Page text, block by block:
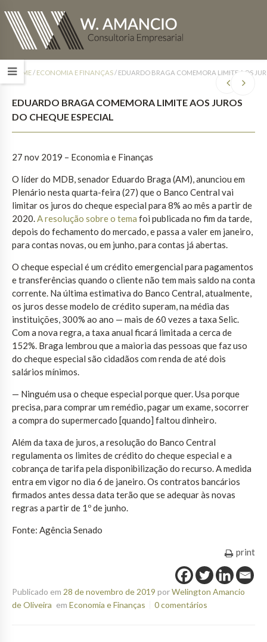
HOME/ ECONOMIA E FINANÇAS/ EDUARDO BRAGA COMEMORA LIMITE AOS
EDUARDO BRAGA COMEMORA LIMITE AOS JUROS
DO CHEQUE ESPECIAL
27 nov 2019 – Economia e Finanças
O líder do MDB, senador Eduardo Braga (AM), anunciou em
Plenário nesta quarta-feira (27) que o Banco Central vai
limitar os juros do cheque especial para 8% ao mês a partir de
2020.A resolução sobre o tema foi publicada no fim da tarde,
depois do fechamento do mercado, e passa a valer em janeiro,
para contas novas, ou em junho, para contas já abertas.
O cheque especial é um crédito emergencial para pagamentos
e transferências quando o cliente não tem mais saldo na conta
corrente. Na última estimativa do Banco Central, atualmente,
os juros desse modelo de crédito superam, na média das
instituições, 300% ao ano — mais de 60 vezes a taxa Selic.
Com a nova regra, a taxa anual ficará limitada a cerca de
152%. Braga lembrou que a maioria das pessoas que faz uso
do cheque especial são cidadãos com renda de até dois
salários mínimos.​
— Ninguém usa o cheque especial porque quer. Usa porque
precisa, para comprar um remédio, pagar um exame, socorrer
a compra do supermercado [quando] faltou dinheiro.
Além da taxa de juros, a resolução do Banco Central
regulamenta os limites de crédito do cheque especial e a
cobrança de tarifa pela disponibilização do recurso. A medida
entra em vigor no dia 6 de janeiro. Os contratos bancários
firmados antes dessa data terão que se adequar às novas
regras a partir de 1º de junho.
Fonte: Agência Senado
print
Publicado em 28 de novembro de 2019 porWelington Amancio
de Oliveira em Economia e Finanças 0 comentários